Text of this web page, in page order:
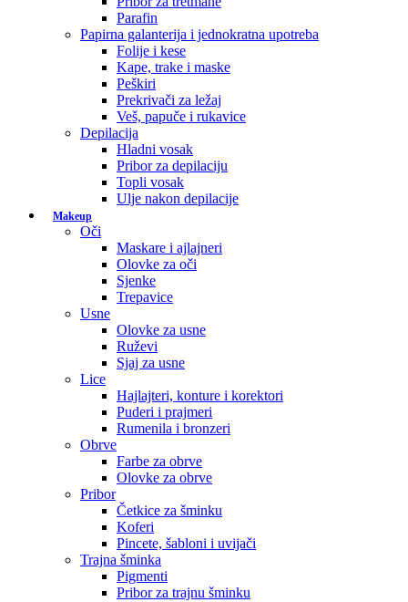
Parafin
Papirna galanterija i jednokratna upotreba
Folije i kese
Kape, trake i maske
Peškiri
Prekrivači za ležaj
Veš, papuče i rukavice
Depilacija
Hladni vosak
Pribor za depilaciju
Topli vosak
Ulje nakon depilacije
Makeup
Oči
Maskare i ajlajneri
Olovke za oči
Sjenke
Trepavice
Usne
Olovke za usne
Ruževi
Sjaj za usne
Lice
Hajlajteri, konture i korektori
Puderi i prajmeri
Rumenila i bronzeri
Obrve
Farbe za obrve
Olovke za obrve
Pribor
Četkice za šminku
Koferi
Pincete, šabloni i uvijači
Trajna šminka
Pigmenti
Pribor za trajnu šminku